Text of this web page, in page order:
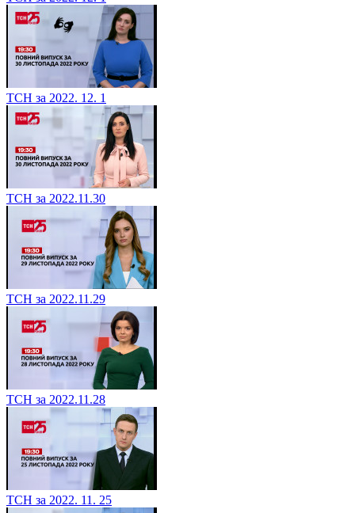
ТСН за 2022. 12. 1
ТСН за 2022.11.30
ТСН за 2022.11.29
ТСН за 2022.11.28
ТСН за 2022. 11. 25